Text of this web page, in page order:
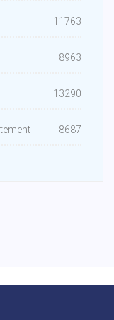
11763
8963
13290
8687